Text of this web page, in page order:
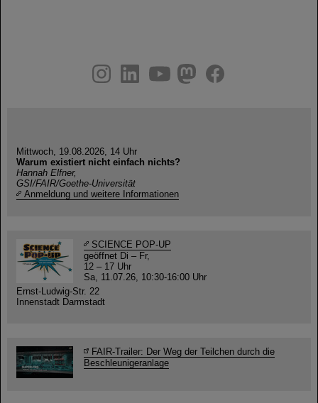
youtube
helmholtz.social
facebook
Mittwoch, 19.08.2026, 14 Uhr
Warum existiert nicht einfach nichts?
Hannah Elfner,
GSI/FAIR/Goethe-Universität
Anmeldung und weitere Informationen
SCIENCE POP-UP
geöffnet Di – Fr,
12 – 17 Uhr
Sa, 11.07.26, 10:30-16:00 Uhr
Ernst-Ludwig-Str. 22
Innenstadt Darmstadt
FAIR-Trailer: Der Weg der Teilchen durch die
Beschleunigeranlage